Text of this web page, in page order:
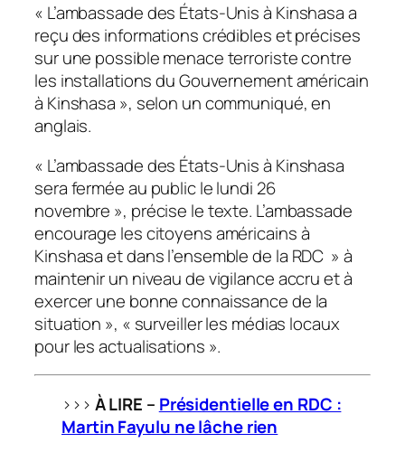
« L’ambassade des États-Unis à Kinshasa a
reçu des informations crédibles et précises
sur une possible menace terroriste contre
les installations du Gouvernement américain
à Kinshasa », selon un communiqué, en
anglais.
« L’ambassade des États-Unis à Kinshasa
sera fermée au public le lundi 26
novembre », précise le texte. L’ambassade
encourage les citoyens américains à
Kinshasa et dans l’ensemble de la RDC » à
maintenir un niveau de vigilance accru et à
exercer une bonne connaissance de la
situation », « surveiller les médias locaux
pour les actualisations ».
>>> À LIRE – Présidentielle en RDC :
Martin Fayulu ne lâche rien